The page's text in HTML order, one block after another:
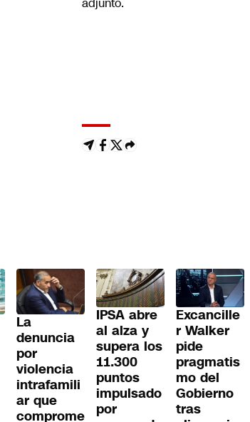
adjunto.
La
denuncia
por
violencia
intrafamili
ar que
comprome
IPSA abre
al alza y
supera los
11.300
puntos
impulsado
por
Excancille
r Walker
pide
pragmatis
mo del
Gobierno
tras